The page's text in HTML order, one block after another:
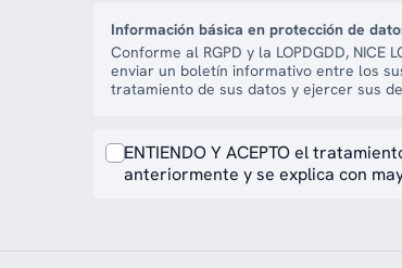
Información básica en protección de
Conforme al RGPD y la LOPDGDD,
enviar un boletín informativo entre los
tratamiento de sus datos y ejercer sus
ENTIENDO Y ACEPTO el
anteriormente y se explica con